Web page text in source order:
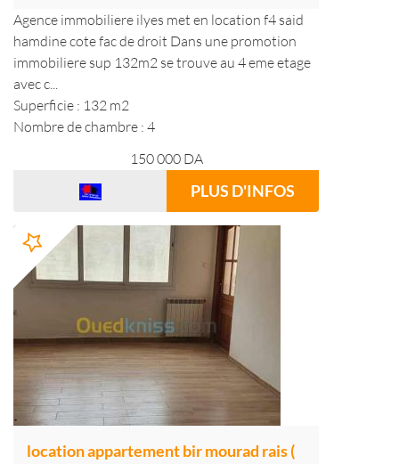
Agence immobiliere ilyes met en location f4 said
hamdine cote fac de droit Dans une promotion
immobiliere sup 132m2 se trouve au 4 eme etage
avec c...
Superficie : 132 m2
Nombre de chambre : 4
150 000 DA
PLUS D'INFOS
location appartement bir mourad rais (